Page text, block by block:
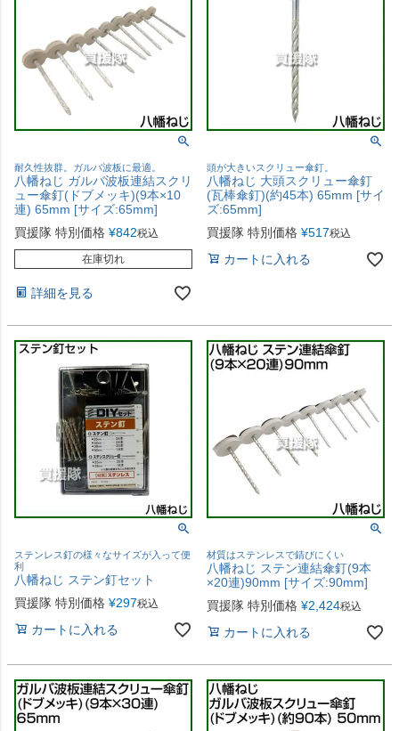
耐久性抜群。ガルバ波板に最適。
八幡ねじ ガルバ波板連結スクリ
ュー傘釘(ドブメッキ)(9本×10
連) 65mm [サイズ:65mm]
買援隊 特別価格 ¥842税込
在庫切れ
詳細を見る
頭が大きいスクリュー傘釘。
八幡ねじ 大頭スクリュー傘釘
(瓦棒傘釘)(約45本) 65mm [サイ
ズ:65mm]
買援隊 特別価格 ¥517税込
カートに入れる
ステンレス釘の様々なサイズが入って便
利
八幡ねじ ステン釘セット
買援隊 特別価格 ¥297税込
カートに入れる
材質はステンレスで錆びにくい
八幡ねじ ステン連結傘釘(9本
×20連)90mm [サイズ:90mm]
買援隊 特別価格 ¥2,424税込
カートに入れる